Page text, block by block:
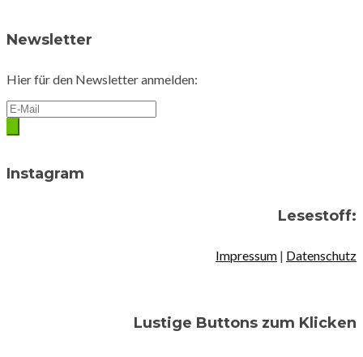
Newsletter
Hier für den Newsletter anmelden:
Instagram
Lesestoff:
Impressum | Datenschutz
Lustige Buttons zum Klicken